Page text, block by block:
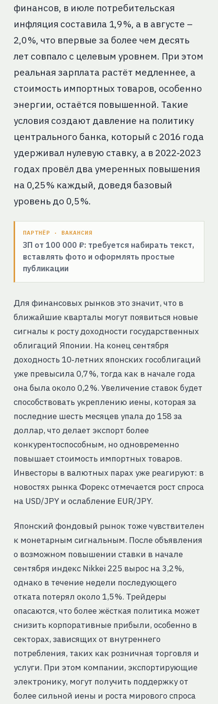
финансов, в июле потребительская
инфляция составила 1,9 %, а в августе –
2,0 %, что впервые за более чем десять
лет совпало с целевым уровнем. При этом
реальная зарплата растёт медленнее, а
стоимость импортных товаров, особенно
энергии, остаётся повышенной. Такие
условия создают давление на политику
центрального банка, который с 2016 года
удерживал нулевую ставку, а в 2022‑2023
годах провёл два умеренных повышения
на 0,25 % каждый, доведя базовый
уровень до 0,5 %.
ПАРТНЁР · ВАКАНСИЯ
ЗП от 100 000 ₽: требуется набирать текст,
вставлять фото и оформлять простые
публикации
Для финансовых рынков это значит, что в
ближайшие кварталы могут появиться новые
сигналы к росту доходности государственных
облигаций Японии. На конец сентября
доходность 10‑летних японских гособлигаций
уже превысила 0,7 %, тогда как в начале года
она была около 0,2 %. Увеличение ставок будет
способствовать укреплению иены, которая за
последние шесть месяцев упала до 158 за
доллар, что делает экспорт более
конкурентоспособным, но одновременно
повышает стоимость импортных товаров.
Инвесторы в валютных парах уже реагируют: в
новостях рынка Форекс отмечается рост спроса
на USD/JPY и ослабление EUR/JPY.
Японский фондовый рынок тоже чувствителен
к монетарным сигнальным. После объявления
о возможном повышении ставки в начале
сентября индекс Nikkei 225 вырос на 3,2 %,
однако в течение недели последующего
отката потерял около 1,5 %. Трейдеры
опасаются, что более жёсткая политика может
снизить корпоративные прибыли, особенно в
секторах, зависящих от внутреннего
потребления, таких как розничная торговля и
услуги. При этом компании, экспортирующие
электронику, могут получить поддержку от
более сильной иены и роста мирового спроса